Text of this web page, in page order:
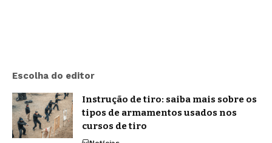
Escolha do editor
Instrução de tiro: saiba mais sobre os
tipos de armamentos usados nos
cursos de tiro